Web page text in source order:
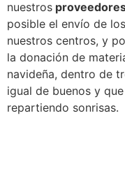
nuestros
posible el envío de
nuestros centros, y
la donación de
navideña, dentro de
igual de buenos y
repartiendo sonrisas.